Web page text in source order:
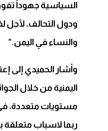
السياسية جهوداً
ودول التحالف، لأجل
والنساء في اليمن".
وأشار الحميدي إلى
اليمنية من خلال
مستويات متعددة، في
ربما لاسباب متعلقة